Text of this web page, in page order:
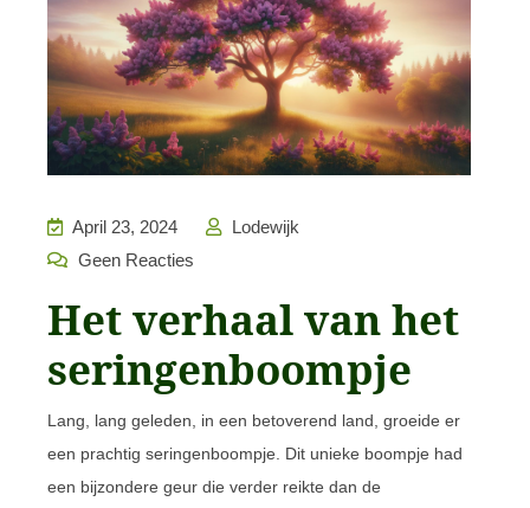
April 23, 2024
Lodewijk
Geen Reacties
Het verhaal van het
seringenboompje
Lang, lang geleden, in een betoverend land, groeide er
een prachtig seringenboompje. Dit unieke boompje had
een bijzondere geur die verder reikte dan de